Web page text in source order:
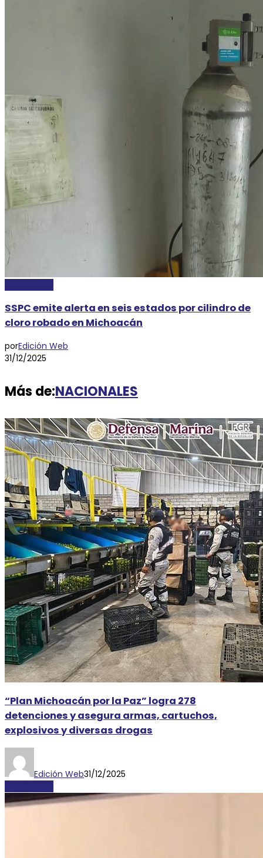
SSPC emite alerta en seis estados por cilindro de
cloro robado en Michoacán
porEdición Web
31/12/2025
Más de:NACIONALES
“Plan Michoacán por la Paz” logra 278
detenciones y asegura armas, cartuchos,
explosivos y diversas drogas
Edición Web31/12/2025